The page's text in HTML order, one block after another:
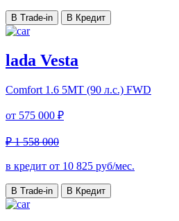
В Trade-in В Кредит
lada Vesta
Comfort 1.6 5MT (90 л.с.) FWD
от 575 000 ₽
₽ 1 558 000
в кредит от 10 825 руб/мес.
В Trade-in В Кредит